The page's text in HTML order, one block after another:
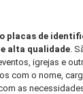
placas de
alta qualidade.
igrejas e
com o nome,
as